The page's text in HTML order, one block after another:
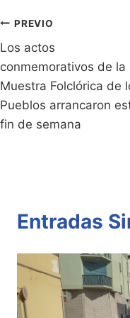
dl
y
Navegación
de
entradas
PREVIO
Los actos
conmemorativos de la
Muestra Folclórica de
Pueblos arrancaron
fin de semana
Entradas